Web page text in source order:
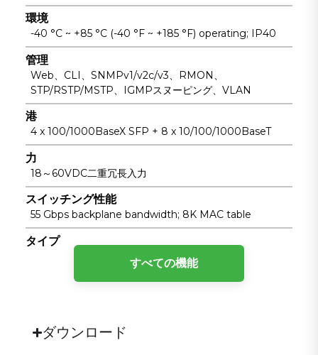
環境
-40 °C ~ +85 °C (-40 °F ~ +185 °F) operating; IP40
管理
Web、CLI、SNMPv1/v2c/v3、RMON、
STP/RSTP/MSTP、IGMPスヌーピング、VLAN
港
4 x 100/1000BaseX SFP + 8 x 10/100/1000BaseT
力
18～60VDC二重冗長入力
スイッチング性能
55 Gbps backplane bandwidth; 8K MAC table
タイプ
レイヤ2マネージド産業用イーサネットスイッチ
ネットワーク
すべての機能
ダウンロード